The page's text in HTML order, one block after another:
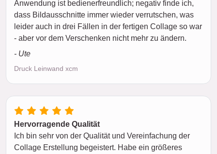
Anwendung ist bedienerfreundlich; negativ finde ich,
dass Bildausschnitte immer wieder verrutschen, was
leider auch in drei Fällen in der fertigen Collage so war
- aber vor dem Verschenken nicht mehr zu ändern.
- Ute
Druck Leinwand xcm
Hervorragende Qualität
Ich bin sehr von der Qualität und Vereinfachung der
Collage Erstellung begeistert. Habe ein größeres